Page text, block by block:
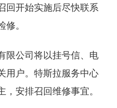
回开始实施后尽快联系
修。
公司将以挂号信、电
用户。特斯拉服务中心
安排召回维修事宜。